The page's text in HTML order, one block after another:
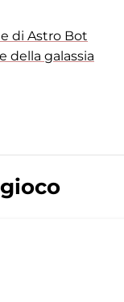
di Astro Bot
della galassia